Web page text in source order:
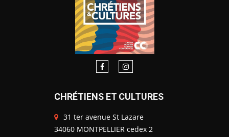
CHRÉTIENS ET CULTURES
31 ter avenue St Lazare
34060 MONTPELLIER cedex 2